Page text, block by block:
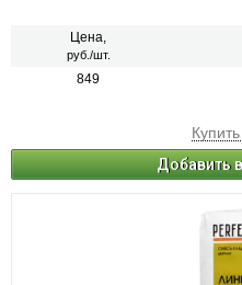
Цена,
руб./шт.
849
Добавить